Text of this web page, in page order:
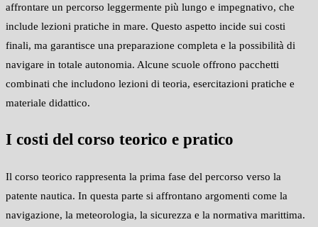
affrontare un percorso leggermente più lungo e impegnativo, che
include lezioni pratiche in mare. Questo aspetto incide sui costi
finali, ma garantisce una preparazione completa e la possibilità di
navigare in totale autonomia. Alcune scuole offrono pacchetti
combinati che includono lezioni di teoria, esercitazioni pratiche e
materiale didattico.
I costi del corso teorico e pratico
Il corso teorico rappresenta la prima fase del percorso verso la
patente nautica. In questa parte si affrontano argomenti come la
navigazione, la meteorologia, la sicurezza e la normativa marittima.